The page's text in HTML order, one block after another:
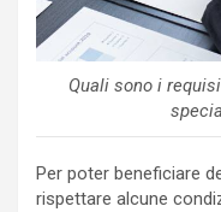
Quali sono i
Per poter beneficiare
rispettare alcune